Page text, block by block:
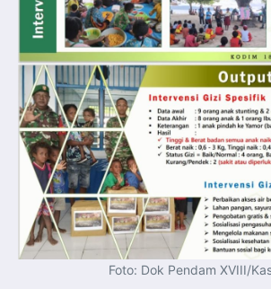
Foto: Dok Pendam XVIII/